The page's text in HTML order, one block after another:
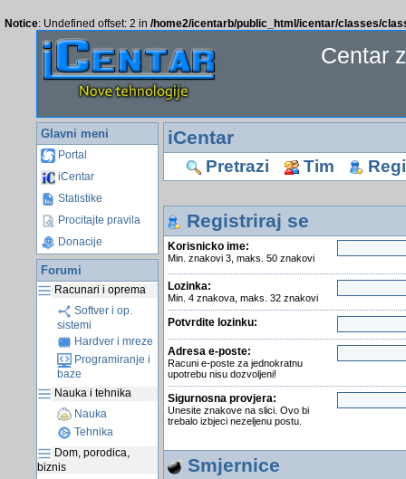
Notice: Undefined offset: 2 in /home2/icentarb/public_html/icentar/classes/
Centar
Glavni meni
Portal
iCentar
Statistike
Procitajte pravila
Donacije
Forumi
Racunari i oprema
Softver i op.
sistemi
Hardver i mreze
Programiranje i
baze
Nauka i tehnika
Nauka
Tehnika
Dom, porodica,
biznis
iCentar
Pretrazi Tim
Registriraj se
Korisnicko ime:
Min. znakovi 3, maks. 50 znakovi
Lozinka:
Min. 4 znakova, maks. 32 znakovi
Potvrdite lozinku:
Adresa e-poste:
Racuni e-poste za jednokratnu
upotrebu nisu dozvoljeni!
Sigurnosna provjera:
Unesite znakove na slici. Ovo bi
trebalo izbjeci nezeljenu postu.
Smjernice